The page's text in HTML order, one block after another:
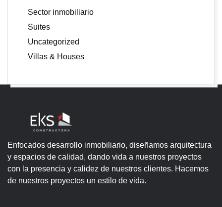
Sector inmobiliario
Suites
Uncategorized
Villas & Houses
Enfocados desarrollo inmobiliario, diseñamos arquitectura
y espacios de calidad, dando vida a nuestros proyectos
con la presencia y calidez de nuestros clientes. Hacemos
de nuestros proyectos un estilo de vida.